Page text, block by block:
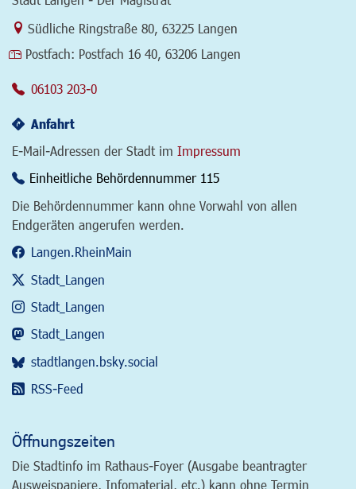
Link zur Google-Maps Navigation
Südliche Ringstraße 80 63225 Langen
Postfach: Postfach 16 40, 63206 Langen
06103 203-0
Anfahrt
E-Mail-Adressen der Stadt im Impressum
Einheitliche Behördennummer 115
Die Behördennummer kann ohne Vorwahl von allen
Endgeräten angerufen werden.
Langen.RheinMain
Stadt_Langen
Stadt_Langen
Stadt_Langen
stadtlangen.bsky.social
RSS-Feed
Öffnungszeiten
Die Stadtinfo im Rathaus-Foyer (Ausgabe beantragter
Ausweispapiere, Infomaterial, etc.) kann ohne Termin